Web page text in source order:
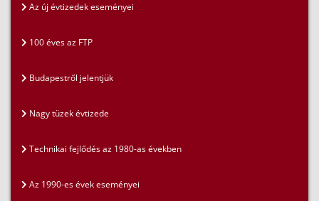
Az új évtizedek eseményei
100 éves az FTP
Budapestről jelentjük
Nagy tüzek évtizede
Technikai fejlődés az 1980-as években
Az 1990-es évek eseményei